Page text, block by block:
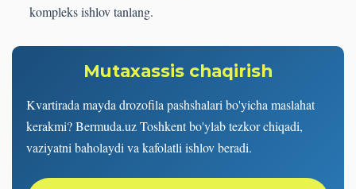
kompleks ishlov tanlang.
Mutaxassis chaqirish
Kvartirada mayda drozofila pashshalari bo'yicha maslahat
kerakmi? Bermuda.uz Toshkent bo'ylab tezkor chiqadi,
vaziyatni baholaydi va kafolatli ishlov beradi.